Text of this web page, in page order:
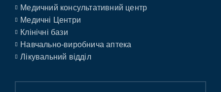
Медичний консультативний центр
Медичні Центри
Клінічні бази
Навчально-виробнича аптека
Лікувальний відділ